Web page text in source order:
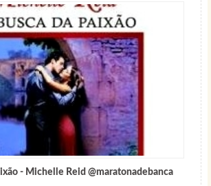
- Michelle Reid @maratonadebanca